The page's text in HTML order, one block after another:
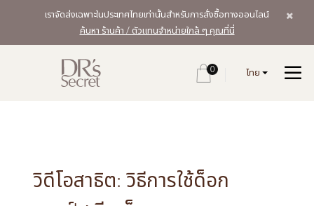
เราจัดส่งเฉพาะในประเทศไทยเท่านั้นสำหรับการสั่งซื้อทางออนไลน์
ค้นหา ร้านค้า / ตัวแทนจำหน่ายใกล้ ๆ คุณที่นี่
0 ไทย
วิดีโอสาธิต: วิธีการใช้ด็อก